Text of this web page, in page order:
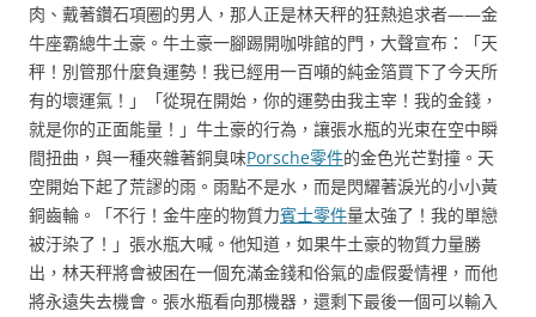
肉、戴著鑽石項圈的男人，那人正是林天秤的狂熱追求者——金
牛座霸總牛土豪。牛土豪一腳踢開咖啡館的門，大聲宣布：「天
秤！別管那什麼負運勢！我已經用一百噸的純金箔買下了今天所
有的壞運氣！」「從現在開始，你的運勢由我主宰！我的金錢，
就是你的正面能量！」牛土豪的行為，讓張水瓶的光束在空中瞬
間扭曲，與一種夾雜著銅臭味Porsche零件的金色光芒對撞。天
空開始下起了荒謬的雨。雨點不是水，而是閃耀著淚光的小小黃
銅齒輪。「不行！金牛座的物質力賓士零件量太強了！我的單戀
被汙染了！」張水瓶大喊。他知道，如果牛土豪的物質力量勝
出，林天秤將會被困在一個充滿金錢和俗氣的虛假愛情裡，而他
將永遠失去機會。張水瓶看向那機器，還剩下最後一個可以輸入